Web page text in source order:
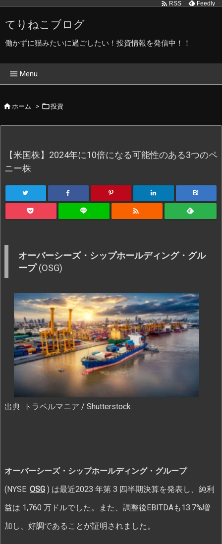
てりねこブログ
働かずに猫みたいに過ごしたい！投資情報を発信中！！
Menu
プライバシーポリシー
 RSS Feedly
ホーム > 投資
【米国株】2024年に10倍になる可能性のある3つのペ
ニー株
B!

オーバーシーズ・シップホールディング・グル
ープ(OSG)
出典: トラベルマニア / Shutterstock
オーバーシーズ・シップホールディング・グループ
(NYSE: OSG ) は最近2023 年第 3 四半期決算を発表し、純利
益は 1,760 万ドルでした。また、調整後EBITDAも13.7%増
加し、好調であることが証明されました。